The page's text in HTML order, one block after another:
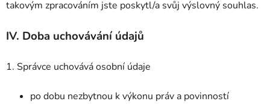
takovým zpracováním jste poskytl/a svůj výslovný souhlas.
IV. Doba uchovávání údajů
1. Správce uchovává osobní údaje
po dobu nezbytnou k výkonu práv a povinností